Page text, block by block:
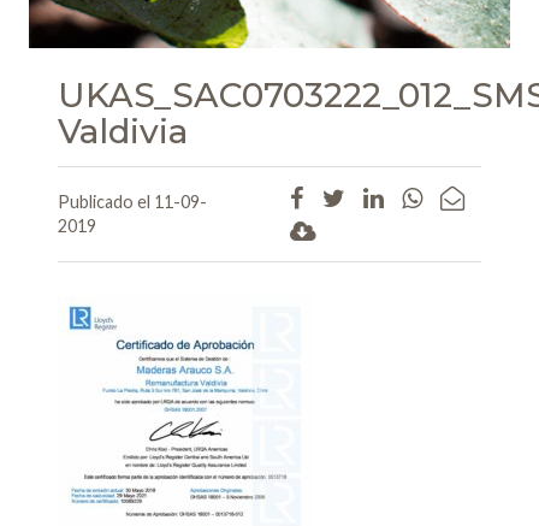
Valdivia
Publicado el 11-09-
2019